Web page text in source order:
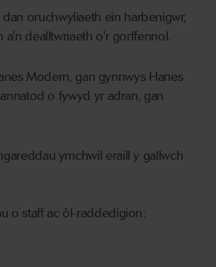
oruchwyliaeth ein harbenigwr,
dealltwriaeth o'r gorffennol.
Modern, gan gynnwys Hanes
o fywyd yr adran, gan
ymchwil eraill y gallwch
o staff ac ôl-raddedigion: